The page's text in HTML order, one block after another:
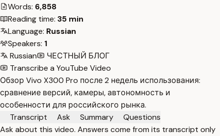
Words: 6,858
Reading time: 35 min
Language: Russian
Speakers: 1
Russian
ЧЕСТНЫЙ БЛОГ
Transcribe a YouTube Video
Обзор Vivo X300 Pro после 2 недель использования:
сравнение версий, камеры, автономность и
особенности для российского рынка.
Transcript
Ask Summary
Questions
Ask about this video. Answers come from its transcript only